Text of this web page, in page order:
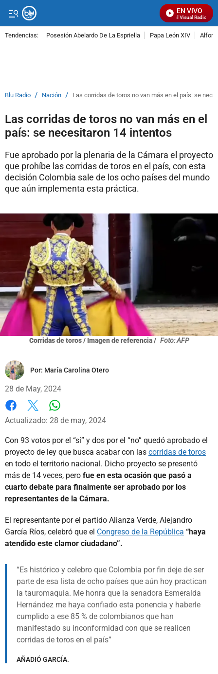
EN VIVO
Señal Visual Radio
Tendencias: Posesión Abelardo De La Espriella Papa León XIV
Blu Radio / Nación / Las corridas de toros no van más en el país: se
Las corridas de toros no van más en el
país: se necesitaron 14 intentos
Fue aprobado por la plenaria de la Cámara el proyecto
que prohíbe las corridas de toros en el país, con esta
decisión Colombia sale de los ocho países del mundo
que aún implementa esta práctica.
Corridas de toros / Imagen de referencia / Foto: AFP
Por: María Carolina Otero
28 de May, 2024
Facebook
X
Actualizado: 28 de may, 2024
Con 93 votos por el “sí” y dos por el “no” quedó aprobado el
proyecto de ley que busca acabar con las corridas de toros
en todo el territorio nacional. Dicho proyecto se presentó
más de 14 veces, pero fue en esta ocasión que pasó a
cuarto debate para finalmente ser aprobado por los
representantes de la Cámara.
El representante por el partido Alianza Verde, Alejandro
García Ríos, celebró que el Congreso de la República “haya
atendido este clamor ciudadano”.
Es histórico y celebro que Colombia por fin deje de ser
parte de esa lista de ocho países que aún hoy practican
la tauromaquia. Me honra que la senadora Esmeralda
Hernández me haya confiado esta ponencia y haberle
cumplido a ese 85 % de colombianos que han
manifestado su inconformidad con que se realicen
corridas de toros en el país
AÑADIÓ GARCÍA.